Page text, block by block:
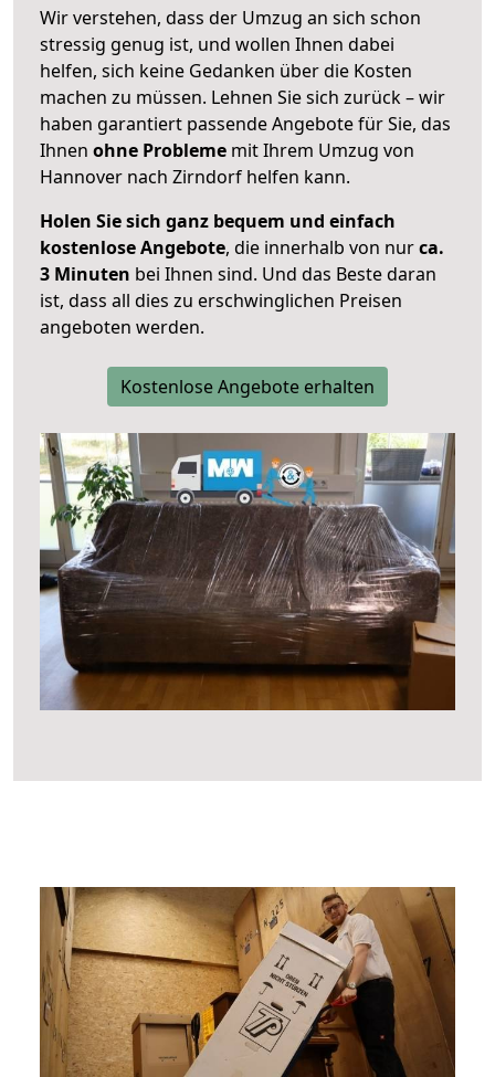
Wir verstehen, dass der Umzug an sich schon
stressig genug ist, und wollen Ihnen dabei
helfen, sich keine Gedanken über die Kosten
machen zu müssen. Lehnen Sie sich zurück – wir
haben garantiert passende Angebote für Sie, das
Ihnen ohne Probleme mit Ihrem Umzug von
Hannover nach Zirndorf helfen kann.
Holen Sie sich ganz bequem und einfach
kostenlose Angebote, die innerhalb von nurca.
3 Minuten bei Ihnen sind. Und das Beste daran
ist, dass all dies zu erschwinglichen Preisen
angeboten werden.
Kostenlose Angebote erhalten